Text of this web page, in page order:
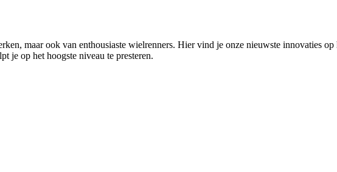
maar ook van enthousiaste wielrenners. Hier vind je onze nieuwste innovaties
je op het hoogste niveau te presteren.